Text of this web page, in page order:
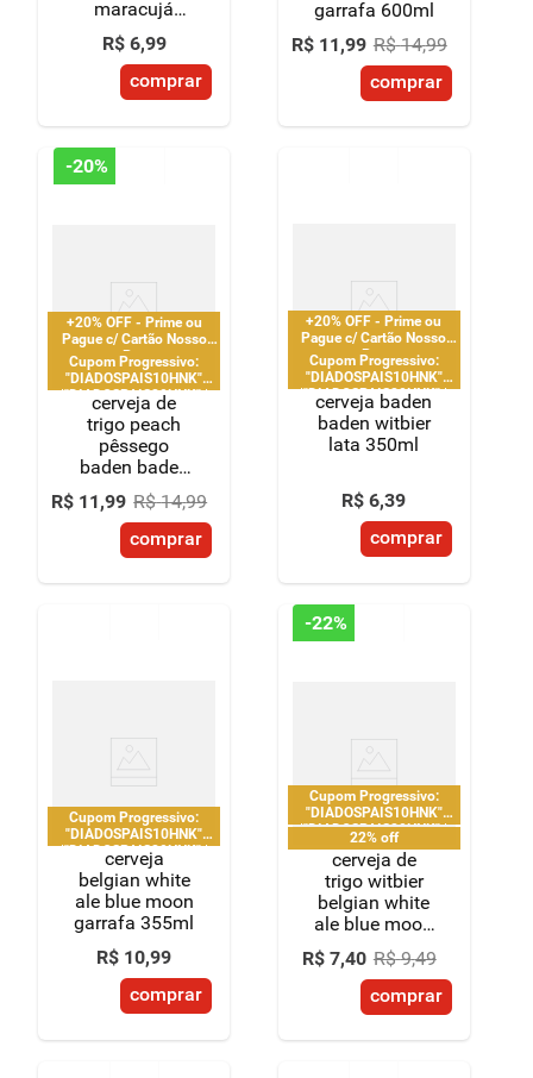
maracujá
baden baden
lata 473ml
R$ 6,99
comprar
garrafa 600ml
R$ 11,99 R$ 14,99
comprar
-20%
+20% OFF - Prime ou
Pague c/ Cartão Nosso
Pay
Cupom Progressivo:
"DIADOSPAIS10HNK"
|"DIADOSPAIS20HNK" |
"DIADOSPAIS30HNK" |
limitado a 2 pedido por
CPF
cerveja de
trigo peach
pêssego
baden baden
garrafa 600ml
R$ 11,99 R$ 14,99
comprar
+20% OFF - Prime ou
Pague c/ Cartão Nosso
Pay
Cupom Progressivo:
"DIADOSPAIS10HNK"
|"DIADOSPAIS20HNK" |
"DIADOSPAIS30HNK" |
limitado a 2 pedido por
CPF
cerveja baden
baden witbier
lata 350ml
R$ 6,39
comprar
Cupom Progressivo:
"DIADOSPAIS10HNK"
|"DIADOSPAIS20HNK" |
"DIADOSPAIS30HNK" |
limitado a 2 pedido por
CPF
cerveja
belgian white
ale blue moon
garrafa 355ml
R$ 10,99
comprar
-22%
Cupom Progressivo:
"DIADOSPAIS10HNK"
|"DIADOSPAIS20HNK" |
"DIADOSPAIS30HNK" |
limitado a 2 pedido por
CPF
22% off
cerveja de
trigo witbier
belgian white
ale blue moon
lata 350ml
R$ 7,40 R$ 9,49
comprar